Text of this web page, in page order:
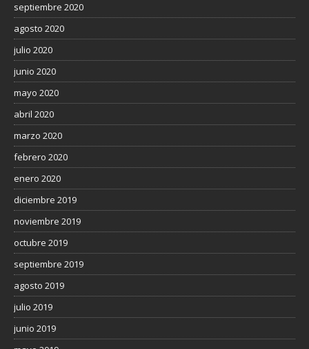
septiembre 2020
agosto 2020
julio 2020
junio 2020
mayo 2020
abril 2020
marzo 2020
febrero 2020
enero 2020
diciembre 2019
noviembre 2019
octubre 2019
septiembre 2019
agosto 2019
julio 2019
junio 2019